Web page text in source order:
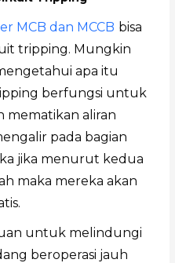
MCB dan MCCB bisa
tripping. Mungkin
apa itu
berfungsi untuk
aliran
pada bagian
jika menurut kedua
maka mereka akan
untuk melindungi
beroperasi jauh